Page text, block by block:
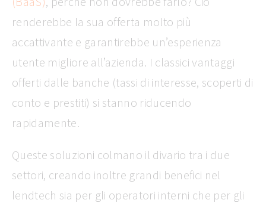
renderebbe la sua offerta molto più
accattivante e garantirebbe un’esperienza
utente migliore all’azienda. I classici vantaggi
offerti dalle banche (tassi di interesse, scoperti di
conto e prestiti) si stanno riducendo
rapidamente.
Queste soluzioni colmano il divario tra i due
settori, creando inoltre grandi benefici nel
lendtech sia per gli operatori interni che per gli